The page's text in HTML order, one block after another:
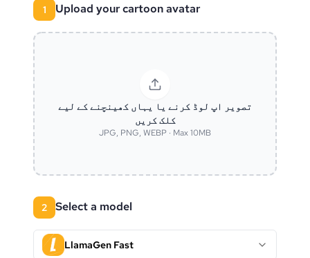
1 Upload your cartoon avatar
تصویر اپ لوڈ کرنے یا یہاں کھینچنے کے لیے
کلک کریں
JPG, PNG, WEBP · Max 10MB
2 Select a model
LlamaGen Fast